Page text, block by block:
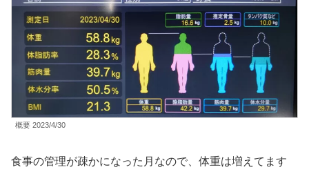
概要 2023/4/30
食事の管理が疎かになった月なので、体重は増えてます